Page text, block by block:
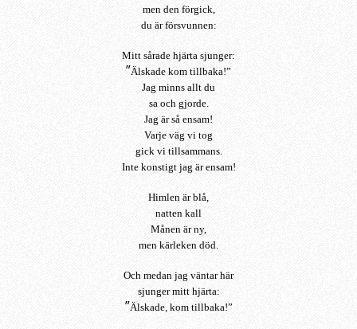
men den förgick,
du är försvunnen:
Mitt sårade hjärta sjunger:
”Älskade kom tillbaka!”
Jag minns allt du
sa och gjorde.
Jag är så ensam!
Varje väg vi tog
gick vi tillsammans.
Inte konstigt jag är ensam!
Himlen är blå,
natten kall
Månen är ny,
men kärleken död.
Och medan jag väntar här
sjunger mitt hjärta:
”Älskade, kom tillbaka!”